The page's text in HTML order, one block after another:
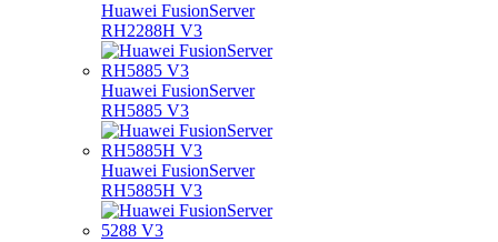
Huawei FusionServer
RH2288H V3
Huawei FusionServer
RH5885 V3
Huawei FusionServer
RH5885H V3